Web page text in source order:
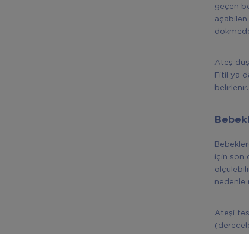
geçen
açabilen
Ateş
Fitil ya
belirlenir.
için son
nedenle
Ateşi